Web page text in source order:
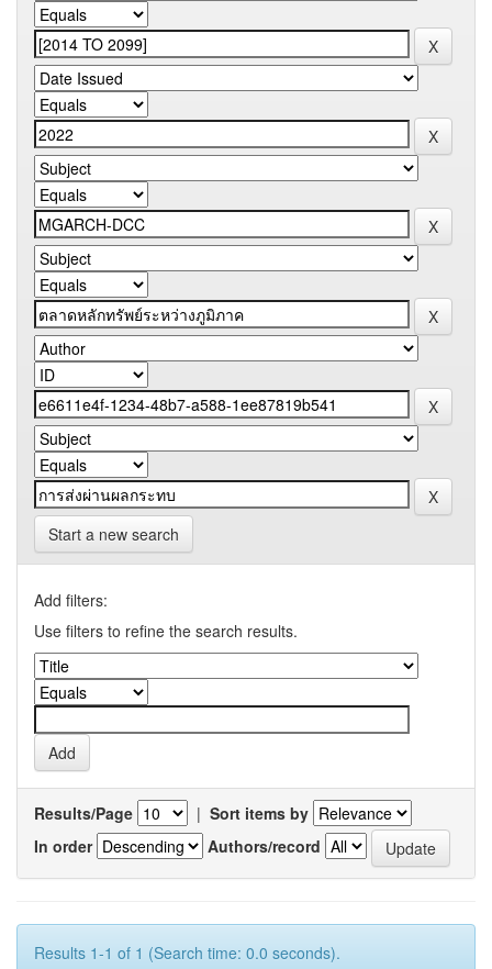
Start a new search
Add filters:
Use filters to refine the search results.
Results/Page | Sort items by
In order
Authors/record
Results 1-1 of 1 (Search time: 0.0 seconds).